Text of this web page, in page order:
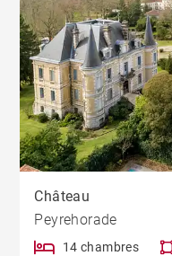
Château
Peyrehorade
14 chambres